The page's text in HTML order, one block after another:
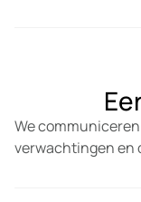
We
verwachtingen en